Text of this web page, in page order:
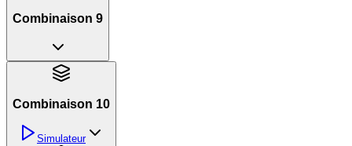
Combinaison 9
Combinaison 10
Simulateur